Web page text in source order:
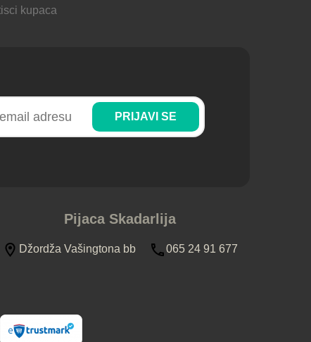
kupaca
PRIJAVI SE
Pijaca Skadarlija
Džordža Vašingtona bb 065 24 91 677